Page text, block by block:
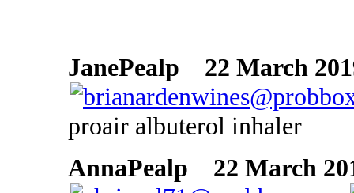
JanePealp 22 March
proair albuterol inhaler
AnnaPealp
22 March